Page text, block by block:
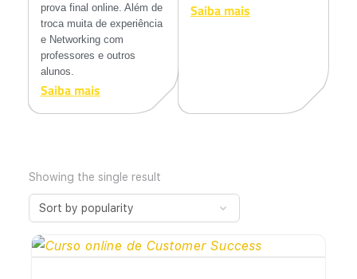
prova final online. Além de
troca muita de experiência
e Networking com
professores e outros
alunos.
Saiba mais
Saiba mais
Showing the single result